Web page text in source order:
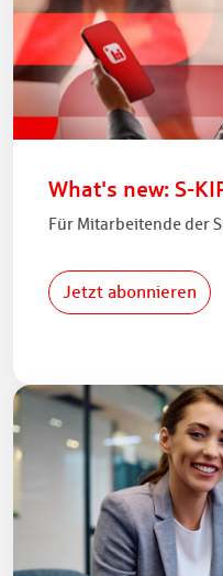
What's new: S-
Für Mitarbeitende der
Jetzt abonnieren